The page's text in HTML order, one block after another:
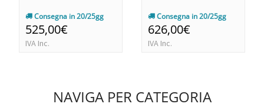
Consegna in 20/25gg
525,00€
IVA Inc.
Consegna in 20/25gg
626,00€
IVA Inc.
NAVIGA PER CATEGORIA